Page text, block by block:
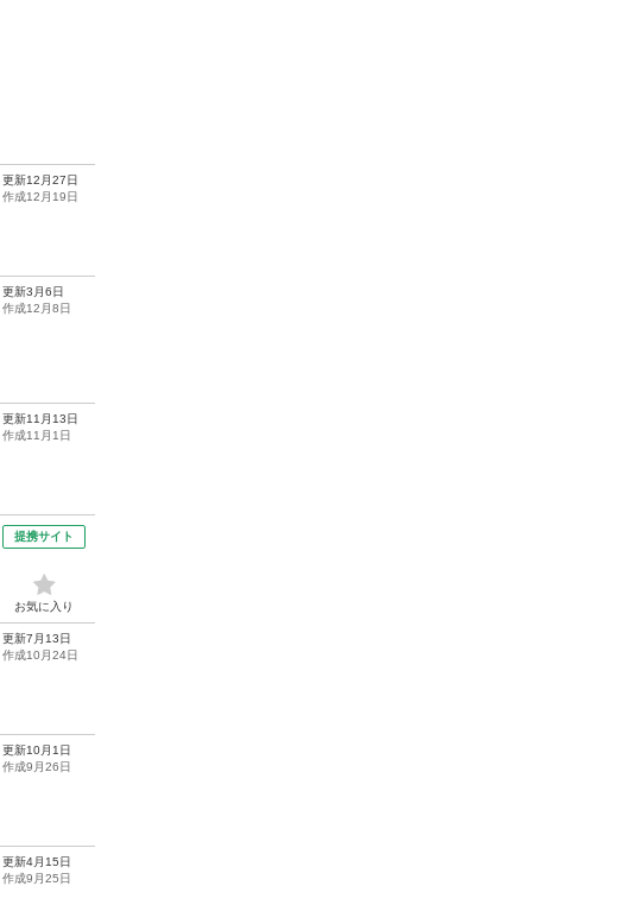
更新12月27日
作成12月19日
更新3月6日
作成12月8日
更新11月13日
作成11月1日
提携サイト
お気に入り
更新7月13日
作成10月24日
更新10月1日
作成9月26日
更新4月15日
作成9月25日